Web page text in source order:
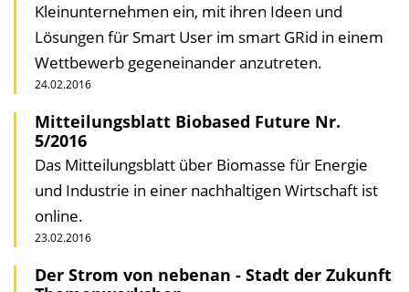
Kleinunternehmen ein, mit ihren Ideen und
Lösungen für Smart User im smart GRid in einem
Wettbewerb gegeneinander anzutreten.
24.02.2016
Mitteilungsblatt Biobased Future Nr.
5/2016
Das Mitteilungsblatt über Biomasse für Energie
und Industrie in einer nachhaltigen Wirtschaft ist
online.
23.02.2016
Der Strom von nebenan - Stadt der Zukunft